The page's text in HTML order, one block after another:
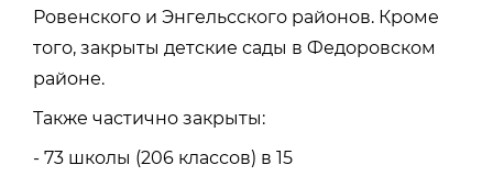
Ровенского и Энгельсского районов. Кроме
того, закрыты детские сады в Федоровском
районе.
Также частично закрыты:
- 73 школы (206 классов) в 15